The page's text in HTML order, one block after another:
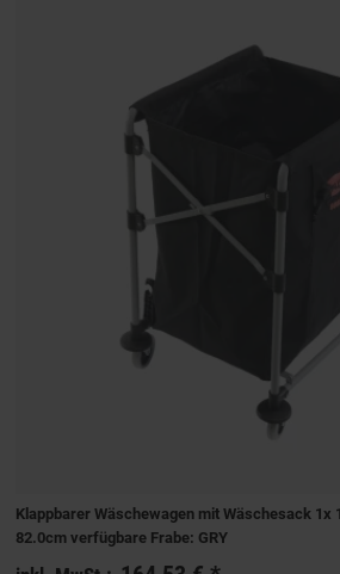
Klappbarer Wäschewagen mit Wäschesack 1x
82.0cm verfügbare Frabe: GRY